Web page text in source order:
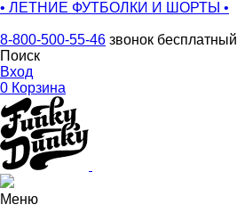
• ЛЕТНИЕ ФУТБОЛКИ И ШОРТЫ •
8-800-500-55-46 звонок бесплатный
Поиск
Вход
0 Корзина
Меню